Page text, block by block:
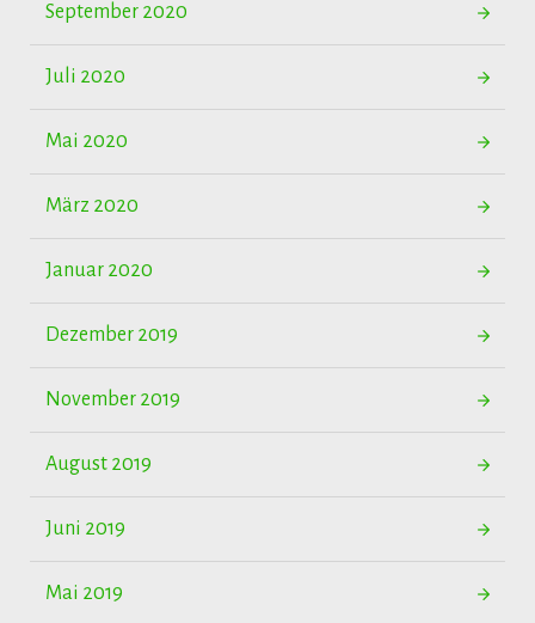
September 2020
Juli 2020
Mai 2020
März 2020
Januar 2020
Dezember 2019
November 2019
August 2019
Juni 2019
Mai 2019